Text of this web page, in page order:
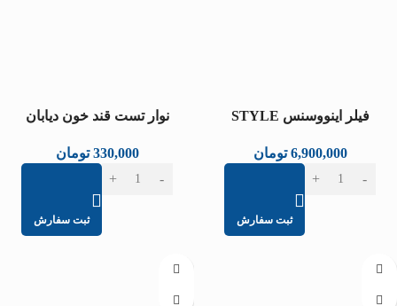
فیلر اینووسنس STYLE
6,900,000 تومان
ثبت سفارش
نوار تست قند خون دیابان
330,000 تومان
ثبت سفارش